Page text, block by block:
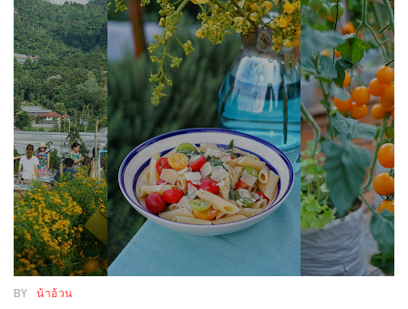
งาน
เดียว
ทั้ง
ช้อป
กิน
เที่ยว
พร้อม
โปร
โม
ชั่น
สำหรับ
BY น้าอ้วน